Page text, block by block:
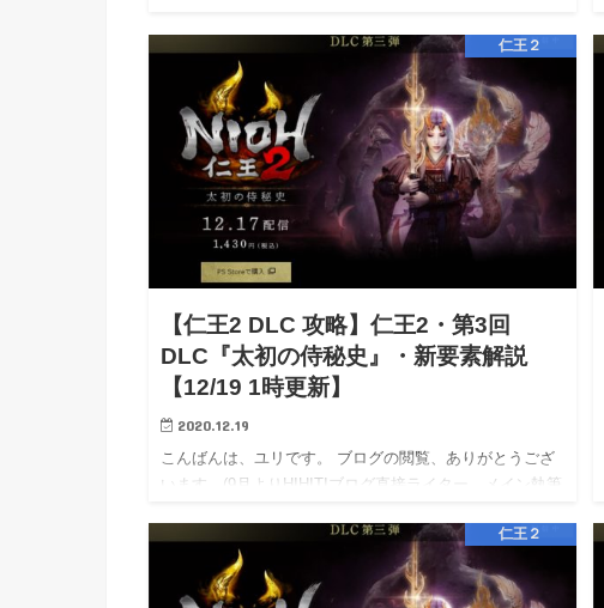
/ Livedoor応援ブログ / アメブロ応援ブログ …
仁王２
【仁王2 DLC 攻略】仁王2・第3回
DLC『太初の侍秘史』・新要素解説
【12/19 1時更新】
2020.12.19
こんばんは、ユリです。 ブログの閲覧、ありがとうござ
います。(9月よりHIHITIブログ直接ライター、メイン執筆
/ Livedoor応援ブログ / アメブロ応援ブログ …
仁王２